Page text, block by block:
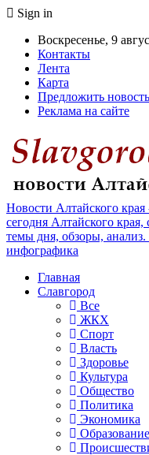
Sign in
Воскресенье, 9
Контакты
Лента
Карта
Предложить новость
Реклама на сайте
Новости Алтайского
сегодня Алтайского
темы дня, обзоры,
инфографика
Главная
Славгород
Все
ЖКХ
Спорт
Власть
Здоровье
Культура
Общество
Политика
Экономика
Образование